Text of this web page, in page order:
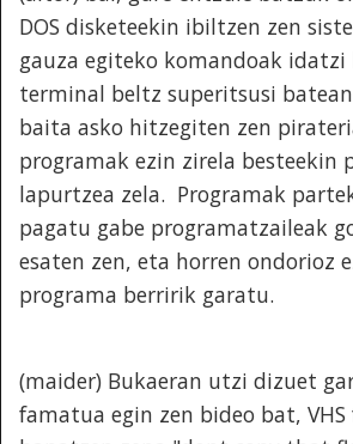
DOS disketeekin ibiltzen zen
gauza egiteko komandoak idatzi
terminal beltz superitsusi
baita asko hitzegiten zen
programak ezin zirela besteekin
lapurtzea zela. Programak
pagatu gabe programatzaileak
esaten zen, eta horren ondorioz
programa berririk garatu.
(maider) Bukaeran utzi dizuet
famatua egin zen bideo bat,